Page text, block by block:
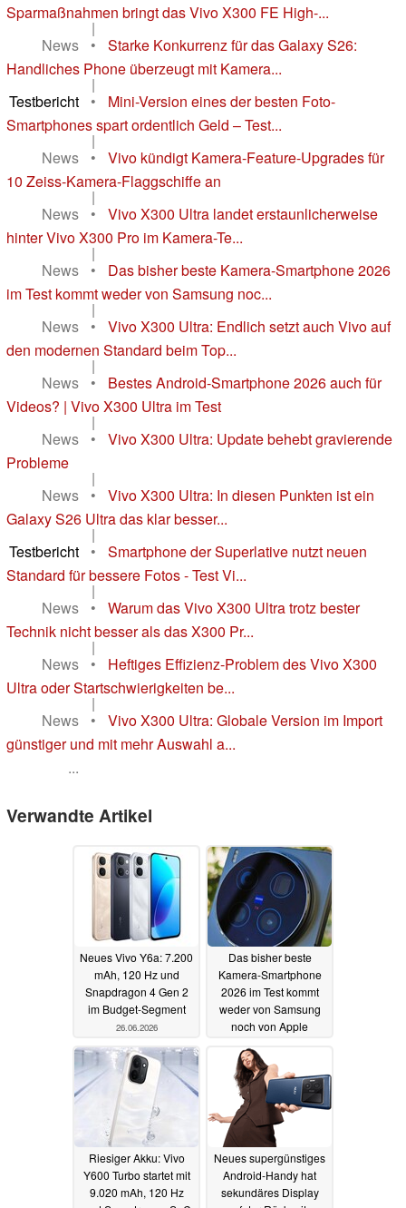
Sparmaßnahmen bringt das Vivo X300 FE High-...
|
News
•
Starke Konkurrenz für das Galaxy S26:
Handliches Phone überzeugt mit Kamera...
|
Testbericht
•
Mini-Version eines der besten Foto-
Smartphones spart ordentlich Geld – Test...
|
News
•
Vivo kündigt Kamera-Feature-Upgrades für
10 Zeiss-Kamera-Flaggschiffe an
|
News
•
Vivo X300 Ultra landet erstaunlicherweise
hinter Vivo X300 Pro im Kamera-Te...
|
News
•
Das bisher beste Kamera-Smartphone 2026
im Test kommt weder von Samsung noc...
|
News
•
Vivo X300 Ultra: Endlich setzt auch Vivo auf
den modernen Standard beim Top...
|
News
•
Bestes Android-Smartphone 2026 auch für
Videos? | Vivo X300 Ultra im Test
|
News
•
Vivo X300 Ultra: Update behebt gravierende
Probleme
|
News
•
Vivo X300 Ultra: In diesen Punkten ist ein
Galaxy S26 Ultra das klar besser...
|
Testbericht
•
Smartphone der Superlative nutzt neuen
Standard für bessere Fotos - Test Vi...
|
News
•
Warum das Vivo X300 Ultra trotz bester
Technik nicht besser als das X300 Pr...
|
News
•
Heftiges Effizienz-Problem des Vivo X300
Ultra oder Startschwierigkeiten be...
|
News
•
Vivo X300 Ultra: Globale Version im Import
günstiger und mit mehr Auswahl a...
...
Verwandte Artikel
Neues Vivo Y6a: 7.200
mAh, 120 Hz und
Snapdragon 4 Gen 2
im Budget-Segment
26.06.2026
Das bisher beste
Kamera-Smartphone
2026 im Test kommt
weder von Samsung
noch von Apple
31.05.2026
Riesiger Akku: Vivo
Y600 Turbo startet mit
9.020 mAh, 120 Hz
Neues supergünstiges
Android-Handy hat
sekundäres Display